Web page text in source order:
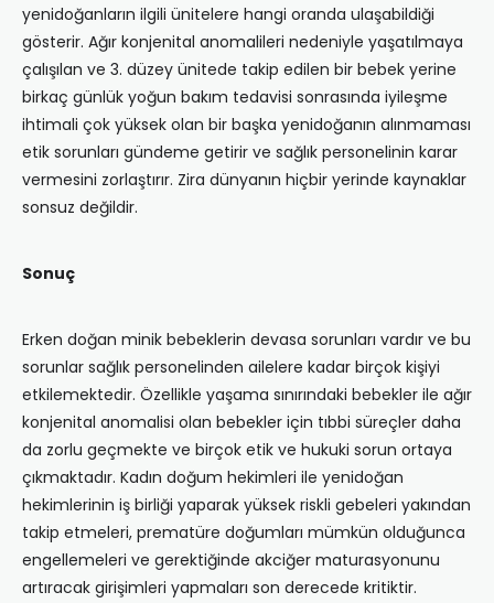
yenidoğanların ilgili ünitelere hangi oranda ulaşabildiği
gösterir. Ağır konjenital anomalileri nedeniyle yaşatılmaya
çalışılan ve 3. düzey ünitede takip edilen bir bebek yerine
birkaç günlük yoğun bakım tedavisi sonrasında iyileşme
ihtimali çok yüksek olan bir başka yenidoğanın alınmaması
etik sorunları gündeme getirir ve sağlık personelinin karar
vermesini zorlaştırır. Zira dünyanın hiçbir yerinde kaynaklar
sonsuz değildir.
Sonuç
Erken doğan minik bebeklerin devasa sorunları vardır ve bu
sorunlar sağlık personelinden ailelere kadar birçok kişiyi
etkilemektedir. Özellikle yaşama sınırındaki bebekler ile ağır
konjenital anomalisi olan bebekler için tıbbi süreçler daha
da zorlu geçmekte ve birçok etik ve hukuki sorun ortaya
çıkmaktadır. Kadın doğum hekimleri ile yenidoğan
hekimlerinin iş birliği yaparak yüksek riskli gebeleri yakından
takip etmeleri, prematüre doğumları mümkün olduğunca
engellemeleri ve gerektiğinde akciğer maturasyonunu
artıracak girişimleri yapmaları son derecede kritiktir.